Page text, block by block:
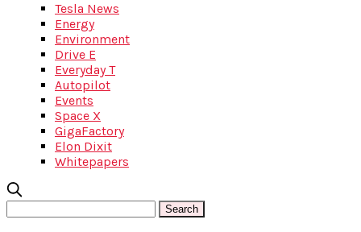
Tesla News
Energy
Environment
Drive E
Everyday T
Autopilot
Events
Space X
GigaFactory
Elon Dixit
Whitepapers